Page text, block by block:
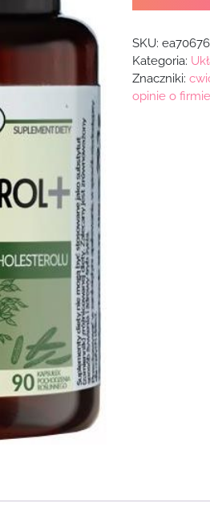
SKU:
Kategoria:
Znaczniki:
opinie o firmie